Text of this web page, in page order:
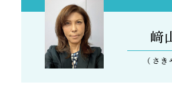
﨑
（さ